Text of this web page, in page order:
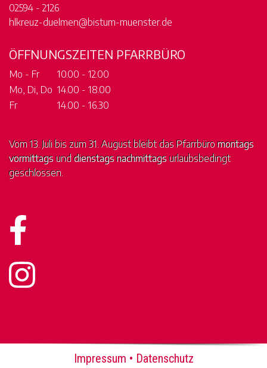
02594 - 2126
hlkreuz-duelmen@bistum-muenster.de
ÖFFNUNGSZEITEN PFARRBÜRO
Mo - Fr
10.00 - 12.00
Mo, Di, Do 14.00 - 18.00
Fr
14.00 - 16.30
Vom 13. Juli bis zum 31. August bleibt das Pfarrbüromontags
vormittags und dienstags nachmittags urlaubsbedingt
geschlossen.
Impressum • Datenschutz